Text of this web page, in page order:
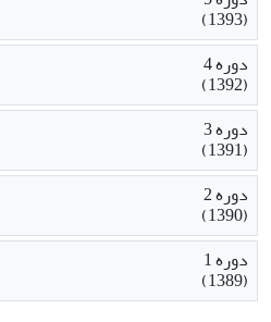
(1393)
دوره 4
(1392)
دوره 3
(1391)
دوره 2
(1390)
دوره 1
(1389)